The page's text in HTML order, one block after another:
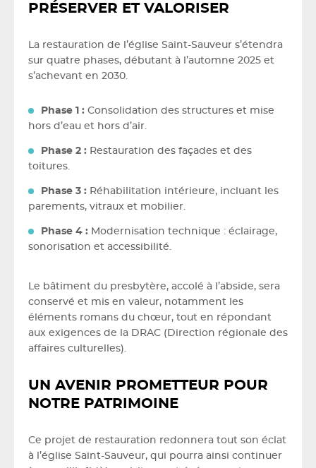
PRÉSERVER ET VALORISER
La restauration de l’église Saint-Sauveur s’étendra
sur quatre phases, débutant à l’automne 2025 et
s’achevant en 2030.
Phase 1 : Consolidation des structures et mise
hors d’eau et hors d’air.
Phase 2 : Restauration des façades et des
toitures.
Phase 3 : Réhabilitation intérieure, incluant les
parements, vitraux et mobilier.
Phase 4 : Modernisation technique : éclairage,
sonorisation et accessibilité.
Le bâtiment du presbytère, accolé à l’abside, sera
conservé et mis en valeur, notamment les
éléments romans du chœur, tout en répondant
aux exigences de la DRAC (Direction régionale des
affaires culturelles).
UN AVENIR PROMETTEUR POUR
NOTRE PATRIMOINE
Ce projet de restauration redonnera tout son éclat
à l’église Saint-Sauveur, qui pourra ainsi continuer